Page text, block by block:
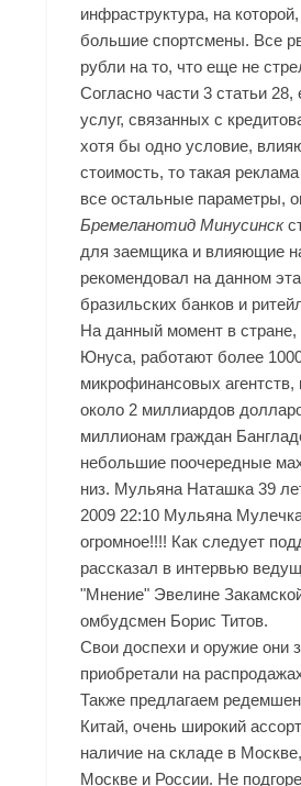
инфраструктура, на
большие спортсмены. Все
рубли на то, что еще не
Согласно части 3 статьи
услуг, связанных с
хотя бы одно условие,
стоимость, то такая
все остальные параметры,
Бремеланотид Минусинск
для заемщика и влияющие
рекомендовал на данном
бразильских банков и
На данный момент в
Юнуса, работают более
микрофинансовых
около 2 миллиардов
миллионам граждан
небольшие поочередные
низ. Мульяна Наташка 39
2009 22:10 Мульяна
огромное!!!! Как следует
рассказал в интервью
"Мнение" Эвелине
омбудсмен Борис Титов.
Свои доспехи и оружие они
приобретали на
Также предлагаем
Китай, очень широкий
наличие на складе в
Москве и России. Не